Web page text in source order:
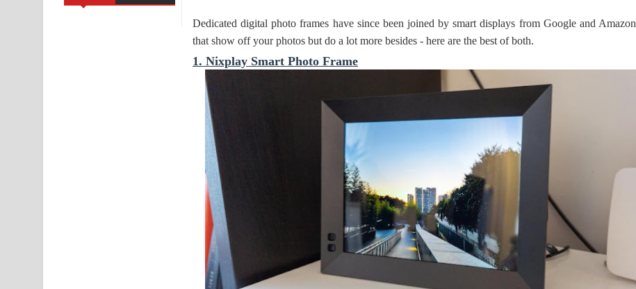
Kaalaya Song Lyrics - කාලය ගීතයේ පද පෙළ
Aramuna Song Lyrics - අරමුණ ගීතයේ පද පෙළ
Sandata Duka Hithila Song Lyrics - සඳට දුක හිතිලා ගීතයේ පද පෙළ
Sihina Song Lyrics - සිහින ගීතයේ පද පෙළ
Father Song Lyrics - ෆාදර් ගීතයේ පද පෙළ
Dannawada Mawa Song Lyrics - දන්නවාද මාව ගීතයේ පද පෙළ
NEENA Song Lyrics - නීනා ගීතයේ පද පෙළ
Dedicated digital photo frames have since been joined by smart displays from Google and Amazon
that show off your photos but do a lot more besides - here are the best of both.
1. Nixplay Smart Photo Frame